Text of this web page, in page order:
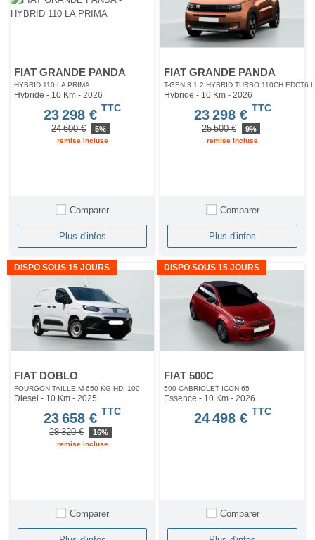
FIAT GRANDE PANDA
HYBRID 110 LA PRIMA
Hybride - 10 Km - 2026
23 298 € TTC
24 600 € 5%
remise incluse
Comparer
Plus d'infos
FIAT GRANDE PANDA
T-GEN 3 1.2 HYBRID TURBO 110CH EDCT6
Hybride - 10 Km- 2026
23 298 € TTC
25 500 € 9%
remise incluse
Comparer
Plus d'infos
DISPO SOUS 15 JOURS
FIAT DOBLO
FOURGON TAILLE M 650 KG HDI 100
Diesel - 10 Km - 2025
23 658 € TTC
28 320 € 16%
remise incluse
Comparer
DISPO SOUS 15 JOURS
FIAT 500C
500 CABRIOLET ICON 65
Essence - 10 Km- 2026
24 498 € TTC
Comparer